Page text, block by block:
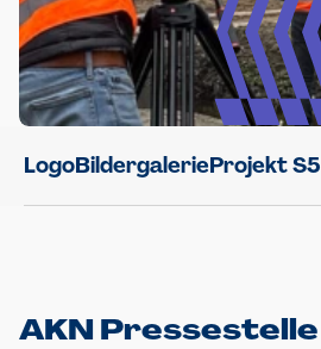
LogoBildergalerieProjekt S5
AKN Pressestelle